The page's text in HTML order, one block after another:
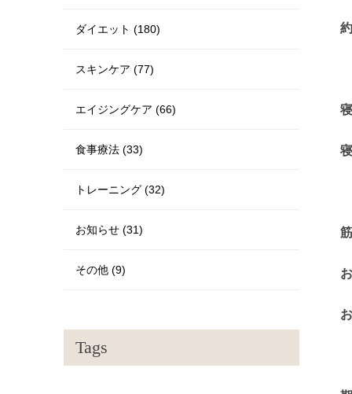
ダイエット (180)
スキンケア (77)
エイジングケア (66)
食事療法 (33)
トレーニング (32)
お知らせ (31)
その他 (9)
Tags